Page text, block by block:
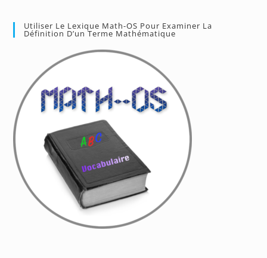
Utiliser Le Lexique Math-OS Pour Examiner La
Définition D’un Terme Mathématique